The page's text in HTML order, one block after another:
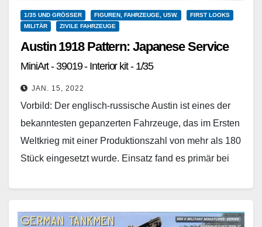
1/35 UND GRÖSSER FIGUREN, FAHRZEUGE, USW.
FIRST LOOKS
MILITÄR
ZIVILE FAHRZEUGE
Austin 1918 Pattern: Japanese Service
MiniArt - 39019 - Interior kit - 1/35
JAN. 15, 2022
Vorbild: Der englisch-russische Austin ist eines der
bekanntesten gepanzerten Fahrzeuge, das im Ersten
Weltkrieg mit einer Produktionszahl von mehr als 180
Stück eingesetzt wurde. Einsatz fand es primär bei